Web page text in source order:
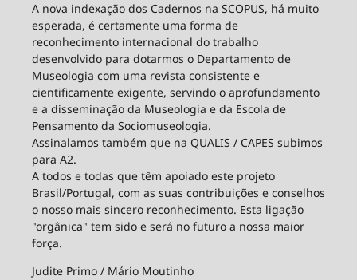
A nova indexação dos Cadernos na SCOPUS, há muito
esperada, é certamente uma forma de
reconhecimento internacional do trabalho
desenvolvido para dotarmos o Departamento de
Museologia com uma revista consistente e
cientificamente exigente, servindo o aprofundamento
e a disseminação da Museologia e da Escola de
Pensamento da Sociomuseologia.
Assinalamos também que na QUALIS / CAPES subimos
para A2.
A todos e todas que têm apoiado este projeto
Brasil/Portugal, com as suas contribuições e conselhos
o nosso mais sincero reconhecimento. Esta ligação
"orgânica" tem sido e será no futuro a nossa maior
força.
Judite Primo / Mário Moutinho